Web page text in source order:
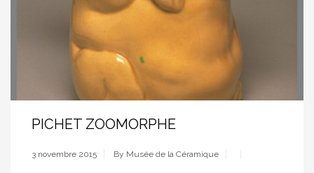
PICHET ZOOMORPHE
3 novembre 2015 By Musée de la Céramique